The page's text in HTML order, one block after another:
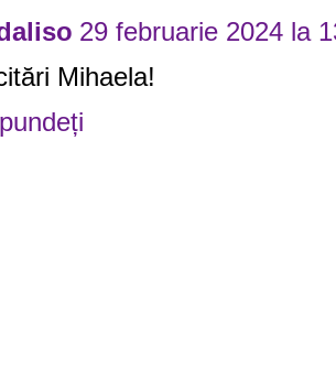
29 februarie 2024 la
Mihaela!